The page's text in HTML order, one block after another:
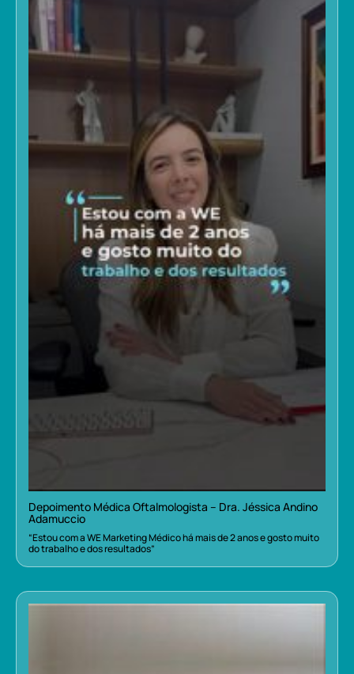
Depoimento Médica Oftalmologista – Dra. Jéssica Andino
Adamuccio
“Estou com a WE Marketing Médico há mais de 2 anos e gosto muito
do trabalho e dos resultados”